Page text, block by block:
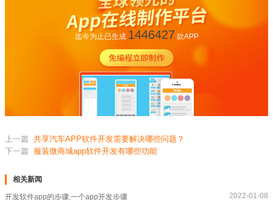
迄今为止已生成 1446427 款APP
上一篇 共享汽车APP软件开发需要解决哪些问题？
下一篇
服装微商城app软件开发有哪些功能
相关新闻
开发软件app的步骤,一个app开发步骤 2022-01-08